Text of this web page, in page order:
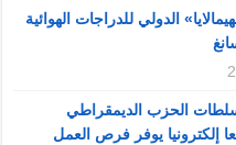
الدولي للدراجات الهوائية
سلطات الحزب الديمقراطي
إلكترونيا يوفر فرص العمل